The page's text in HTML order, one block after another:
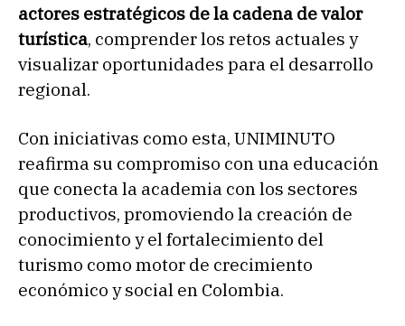
actores estratégicos de la cadena de valor
turística, comprender los retos actuales y
visualizar oportunidades para el desarrollo
regional.
Con iniciativas como esta, UNIMINUTO
reafirma su compromiso con una educación
que conecta la academia con los sectores
productivos, promoviendo la creación de
conocimiento y el fortalecimiento del
turismo como motor de crecimiento
económico y social en Colombia.